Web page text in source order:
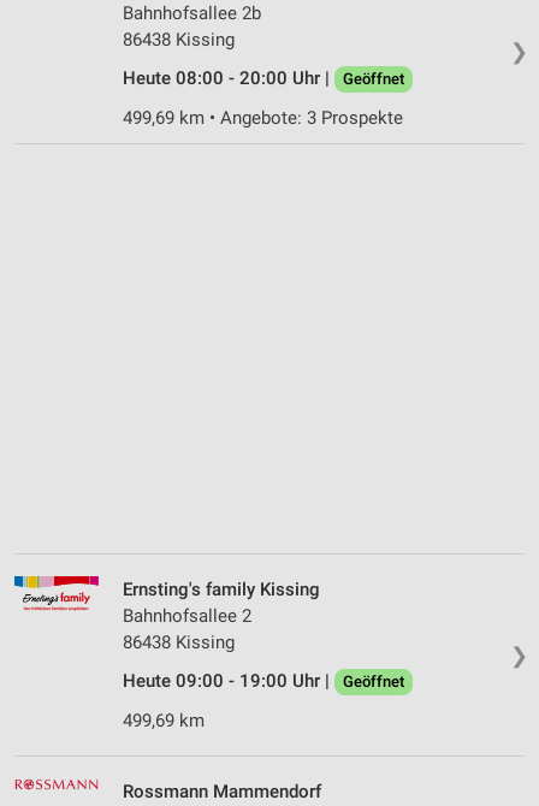
❯
Bahnhofsallee 2b
86438 Kissing
Heute 08:00 - 20:00 Uhr |
Geöffnet
499,69 km • Angebote: 3 Prospekte
❯
Ernsting's family Kissing
Bahnhofsallee 2
86438 Kissing
Heute 09:00 - 19:00 Uhr |
Geöffnet
499,69 km
Rossmann Mammendorf